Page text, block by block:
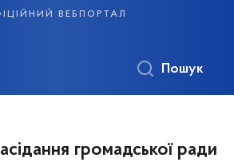
вебпортал
Пошук
громадської ради